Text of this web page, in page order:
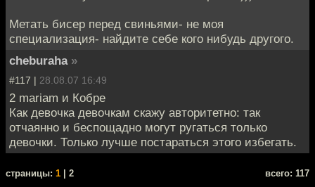
Метать бисер перед свиньями- не моя
специализация- найдите себе кого нибудь другого.
cheburaha »
#117 | 28.08.07 16:49
2 mariam и Кобре
Как девочка девочкам скажу авторитетно: так
отчаянно и беспощадно могут ругаться только
девочки. Только лучше постараться этого избегать.
cтраницы: 1 | 2 всего: 117